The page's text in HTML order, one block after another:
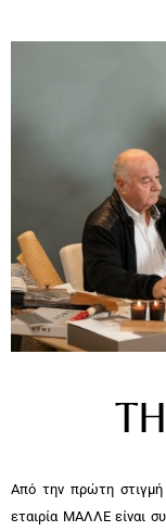
Από την πρώτη στιγμή
εταιρία ΜΑΛΛΕ είναι